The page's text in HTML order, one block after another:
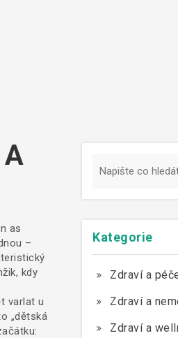
as
–
kdy
varlat u
„dětská
Kategorie
Zdraví a
Zdraví a
Zdraví a